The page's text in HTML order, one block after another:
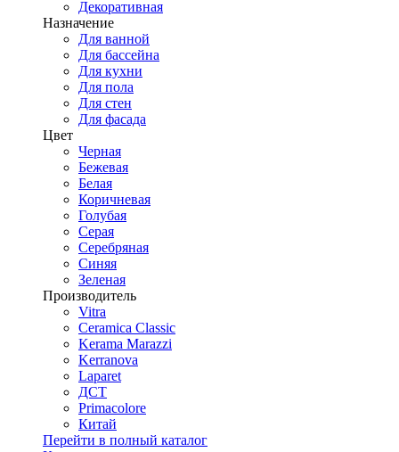
Декоративная
Назначение
Для ванной
Для бассейна
Для кухни
Для пола
Для стен
Для фасада
Цвет
Черная
Бежевая
Белая
Коричневая
Голубая
Серая
Серебряная
Синяя
Зеленая
Производитель
Vitra
Ceramica Classic
Kerama Marazzi
Kerranova
Laparet
ДСТ
Primacolore
Китай
Перейти в полный каталог